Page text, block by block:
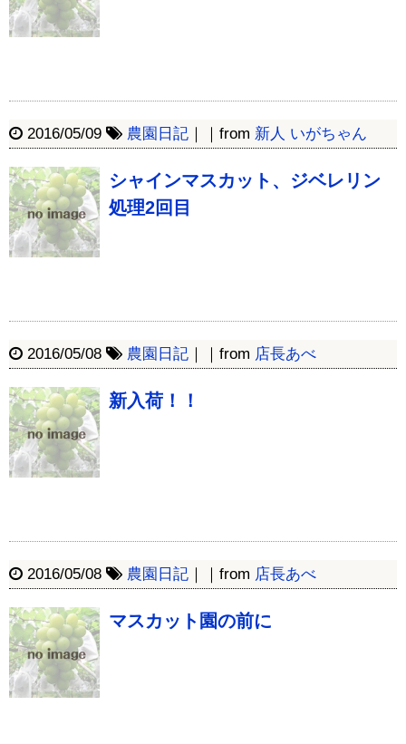
2016/05/09 農園日記 ｜｜from 新人 いがちゃん
シャインマスカット、ジベレリン
処理2回目
2016/05/08 農園日記 ｜｜from 店長あべ
新入荷！！
2016/05/08 農園日記 ｜｜from 店長あべ
マスカット園の前に